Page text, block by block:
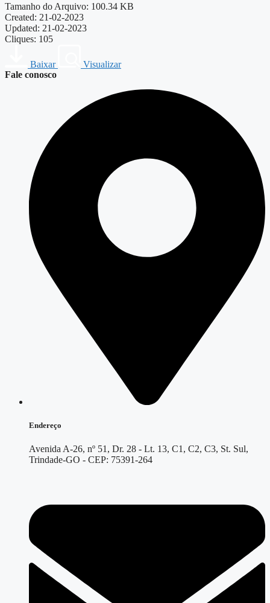
Tamanho do Arquivo: 100.34 KB
Created: 21-02-2023
Updated: 21-02-2023
Cliques: 105
Baixar
Visualizar
Fale conosco
Endereço
Avenida A-26, nº 51, Dr. 28 - Lt. 13, C1, C2, C3, St. Sul,
Trindade-GO - CEP: 75391-264